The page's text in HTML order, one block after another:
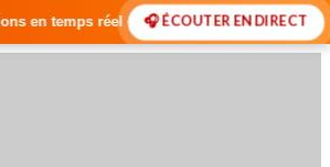
🇸🇳 Actualités du Sénégal • 🌍 Actualités
🎧 ÉCOUTER EN DIRECT